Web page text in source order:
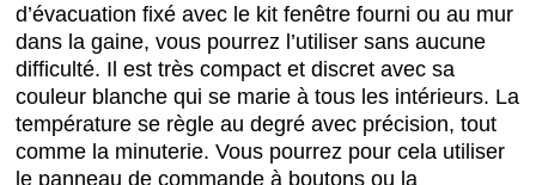
d’évacuation fixé avec le kit fenêtre fourni ou au mur
dans la gaine, vous pourrez l’utiliser sans aucune
difficulté. Il est très compact et discret avec sa
couleur blanche qui se marie à tous les intérieurs. La
température se règle au degré avec précision, tout
comme la minuterie. Vous pourrez pour cela utiliser
le panneau de commande à boutons ou la